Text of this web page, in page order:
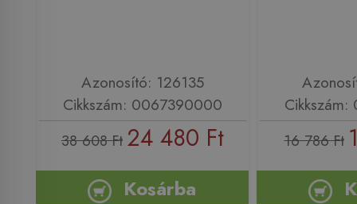
Azonosító: 126135
Cikkszám: 0067390000
38 608 Ft 24 480 Ft
Kosárba
16 786 Ft